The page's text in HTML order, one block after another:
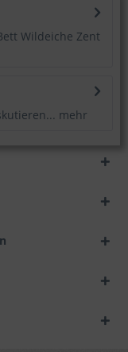
Wildeiche Zent
mehr